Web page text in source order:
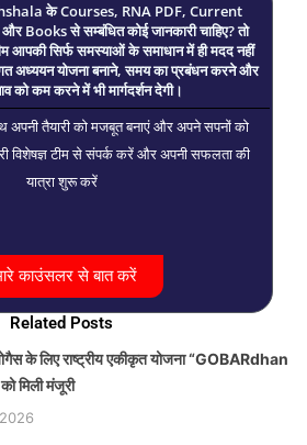
के Courses, RNA PDF, Current
Books से सम्बंधित कोई जानकारी चाहिए? तो
आपकी सिर्फ समस्याओं के समाधान में ही मदद नहीं
अध्ययन योजना बनाने, समय का प्रबंधन करने और
को कम करने में भी मार्गदर्शन देगी।
तैयारी को मजबूत बनाएं और अपने सपनों को
विशेषज्ञ टीम से संपर्क करें और अपनी सफलता की
यात्रा शुरू करें
काउंसलर से बात करें
Related Posts
के लिए राष्ट्रीय एकीकृत योजना “GOBARdhan
मिली मंजूरी